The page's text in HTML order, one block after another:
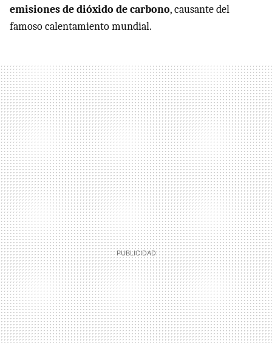
emisiones de dióxido de carbono, causante del
famoso calentamiento mundial.